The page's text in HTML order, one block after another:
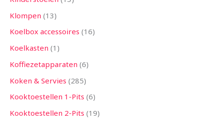
Klompen 13
Koelbox accessoires 16
Koelkasten 1
Koffiezetapparaten 6
Koken & Servies 285
Kooktoestellen 1-Pits 6
Kooktoestellen 2-Pits 19